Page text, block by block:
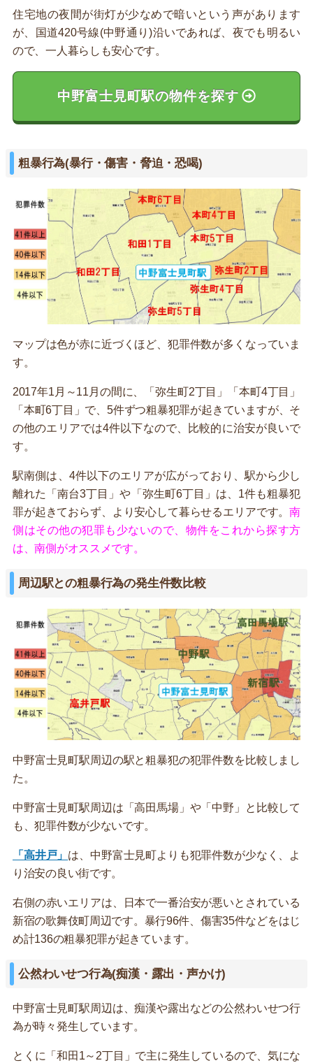
住宅地の夜間が街灯が少なめで暗いという声があります
が、国道420号線(中野通り)沿いであれば、夜でも明るい
ので、一人暮らしも安心です。
中野富士見町駅の物件を探す
粗暴行為(暴行・傷害・脅迫・恐喝)
マップは色が赤に近づくほど、犯罪件数が多くなっていま
す。
2017年1月～11月の間に、「弥生町2丁目」「本町4丁目」
「本町6丁目」で、5件ずつ粗暴犯罪が起きていますが、そ
の他のエリアでは4件以下なので、比較的に治安が良いで
す。
駅南側は、4件以下のエリアが広がっており、駅から少し
離れた「南台3丁目」や「弥生町6丁目」は、1件も粗暴犯
罪が起きておらず、より安心して暮らせるエリアです。南
側はその他の犯罪も少ないので、物件をこれから探す方
は、南側がオススメです。
周辺駅との粗暴行為の発生件数比較
中野富士見町駅周辺の駅と粗暴犯の犯罪件数を比較しまし
た。
中野富士見町駅周辺は「高田馬場」や「中野」と比較して
も、犯罪件数が少ないです。
「高井戸」 は、中野富士見町よりも犯罪件数が少なく、よ
り治安の良い街です。
右側の赤いエリアは、日本で一番治安が悪いとされている
新宿の歌舞伎町周辺です。暴行96件、傷害35件などをはじ
め計136の粗暴犯罪が起きています。
公然わいせつ行為(痴漢・露出・声かけ)
中野富士見町駅周辺は、痴漢や露出などの公然わいせつ行
為が時々発生しています。
とくに「和田1～2丁目」で主に発生しているので、気にな